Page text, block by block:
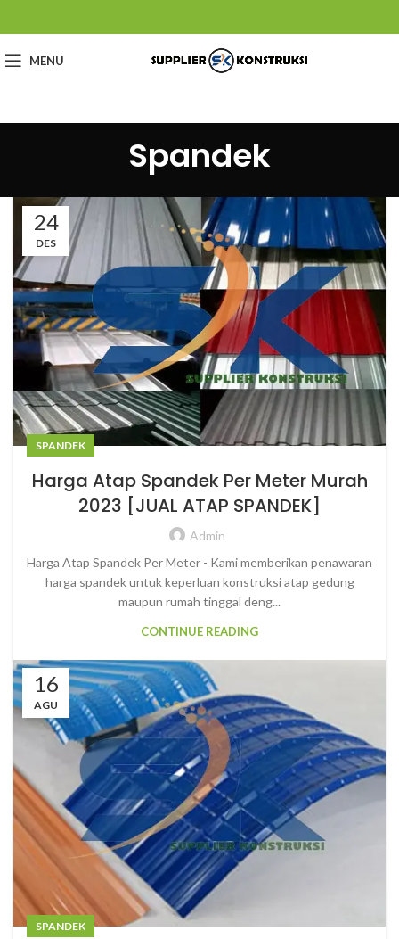
MENU
Spandek
24
DES
SPANDEK
Harga Atap Spandek Per Meter Murah
2023 [JUAL ATAP SPANDEK]
Admin
Harga Atap Spandek Per Meter - Kami memberikan penawaran
harga spandek untuk keperluan konstruksi atap gedung
maupun rumah tinggal deng...
CONTINUE READING
16
AGU
SPANDEK